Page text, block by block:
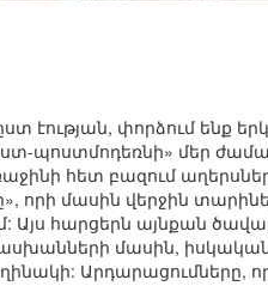
էության, փորձում ենք
պոստմոդեռնի» մեր
հետ բազում
որի մասին վերջին
Այս հարցերն այնքան
մասին,
Արդարացումները, որ